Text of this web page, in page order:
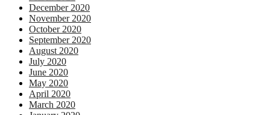
December 2020
November 2020
October 2020
September 2020
August 2020
July 2020
June 2020
May 2020
April 2020
March 2020